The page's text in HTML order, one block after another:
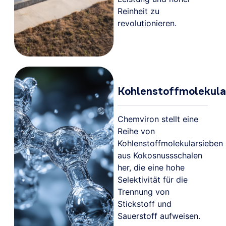
Reinheit zu
revolutionieren.
Chemviron stellt eine
Reihe von
Kohlenstoffmolekularsieben
aus Kokosnussschalen
her, die eine hohe
Selektivität für die
Trennung von
Stickstoff und
Sauerstoff aufweisen.